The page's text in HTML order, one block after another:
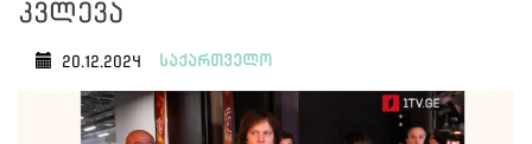
კვლევა
20.12.2024 საქართველო